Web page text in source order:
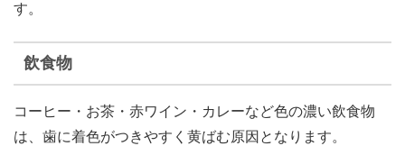
す。
飲食物
コーヒー・お茶・赤ワイン・カレーなど色の濃い飲食物
は、歯に着色がつきやすく黄ばむ原因となります。